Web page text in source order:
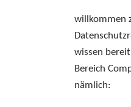
willkommen
wissen
Bereich
nämlich: